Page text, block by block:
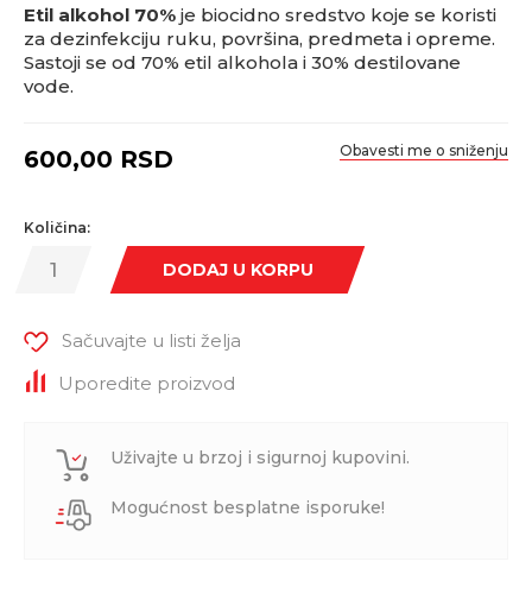
Etil alkohol 70% je biocidno sredstvo koje se koristi
za dezinfekciju ruku, površina, predmeta i opreme.
Sastoji se od 70% etil alkohola i 30% destilovane
vode.
600,00 RSD Obavesti me o sniženju
Količina:
DODAJ U KORPU
Sačuvajte u listi želja
Uporedite proizvod
Uživajte u brzoj i sigurnoj kupovini.
Mogućnost besplatne isporuke!